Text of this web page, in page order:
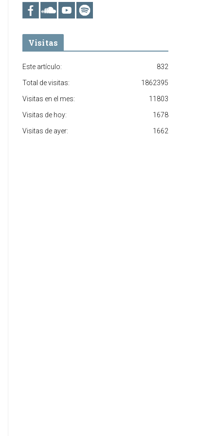
Visitas
832
Este artículo:
1862395
Total de visitas:
11803
Visitas en el mes:
1678
Visitas de hoy:
1662
Visitas de ayer: